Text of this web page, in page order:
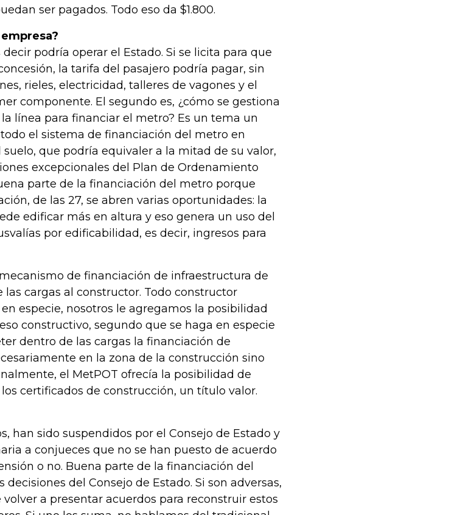
ser pagados. Todo eso da $1.800.
podría operar el Estado. Si se licita para que
la tarifa del pasajero podría pagar, sin
rieles, electricidad, talleres de vagones y el
componente. El segundo es, ¿cómo se gestiona
línea para financiar el metro? Es un tema un
el sistema de financiación del metro en
que podría equivaler a la mitad de su valor,
excepcionales del Plan de Ordenamiento
parte de la financiación del metro porque
de las 27, se abren varias oportunidades: la
edificar más en altura y eso genera un uso del
por edificabilidad, es decir, ingresos para
de financiación de infraestructura de
las cargas al constructor. Todo constructor
especie, nosotros le agregamos la posibilidad
constructivo, segundo que se haga en especie
dentro de las cargas la financiación de
en la zona de la construcción sino
el MetPOT ofrecía la posibilidad de
certificados de construcción, un título valor.
han sido suspendidos por el Consejo de Estado y
a conjueces que no se han puesto de acuerdo
o no. Buena parte de la financiación del
del Consejo de Estado. Si son adversas,
a presentar acuerdos para reconstruir estos